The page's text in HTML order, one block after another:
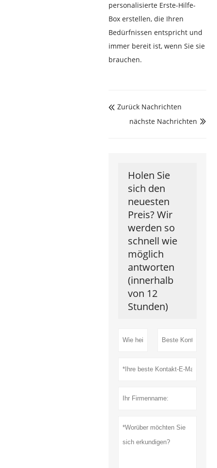
personalisierte Erste-Hilfe-
Box erstellen, die Ihren
Bedürfnissen entspricht und
immer bereit ist, wenn Sie sie
brauchen.
 Zurück Nachrichten

nächste Nachrichten
Holen Sie
sich den
neuesten
Preis? Wir
werden so
schnell wie
möglich
antworten
(innerhalb
von 12
Stunden)